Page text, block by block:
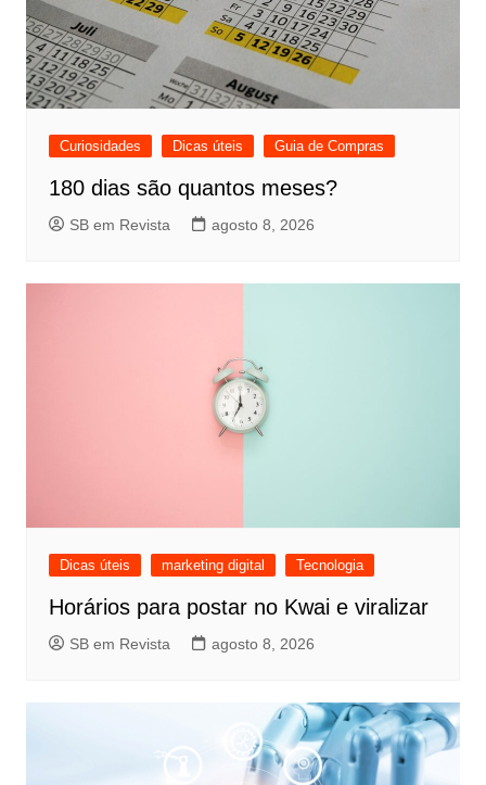
Curiosidades Dicas úteis Guia de Compras
180 dias são quantos meses?
SB em Revista agosto 8, 2026
Dicas úteis marketing digital Tecnologia
Horários para postar no Kwai e viralizar
SB em Revista agosto 8, 2026